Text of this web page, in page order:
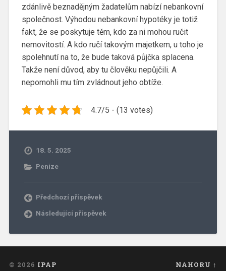
zdánlivě beznadějným žadatelům nabízí nebankovní
společnost. Výhodou nebankovní hypotéky je totiž
fakt, že se poskytuje těm, kdo za ni mohou ručit
nemovitostí. A kdo ručí takovým majetkem, u toho je
spolehnutí na to, že bude taková půjčka splacena.
Takže není důvod, aby tu člověku nepůjčili. A
nepomohli mu tím zvládnout jeho obtíže.
4.7/5 - (13 votes)
18. 5. 2025
Peníze
Předchozí příspěvek
Následující příspěvek
© 2026 IPAP NAHORU ↑